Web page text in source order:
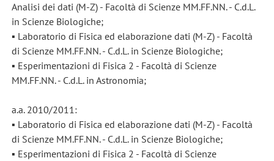
Analisi dei dati (M-Z) - Facoltà di Scienze MM.FF.NN. - C.d.L.
in Scienze Biologiche;
▪ Laboratorio di Fisica ed elaborazione dati (M-Z) - Facoltà
di Scienze MM.FF.NN. - C.d.L. in Scienze Biologiche;
▪ Esperimentazioni di Fisica 2 - Facoltà di Scienze
MM.FF.NN. - C.d.L. in Astronomia;
a.a. 2010/2011:
▪ Laboratorio di Fisica ed elaborazione dati (M-Z) - Facoltà
di Scienze MM.FF.NN. - C.d.L. in Scienze Biologiche;
▪ Esperimentazioni di Fisica 2 - Facoltà di Scienze